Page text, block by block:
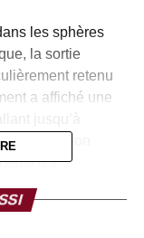
les sphères
la sortie
retenu
a affiché une
décision
les
les deux figures